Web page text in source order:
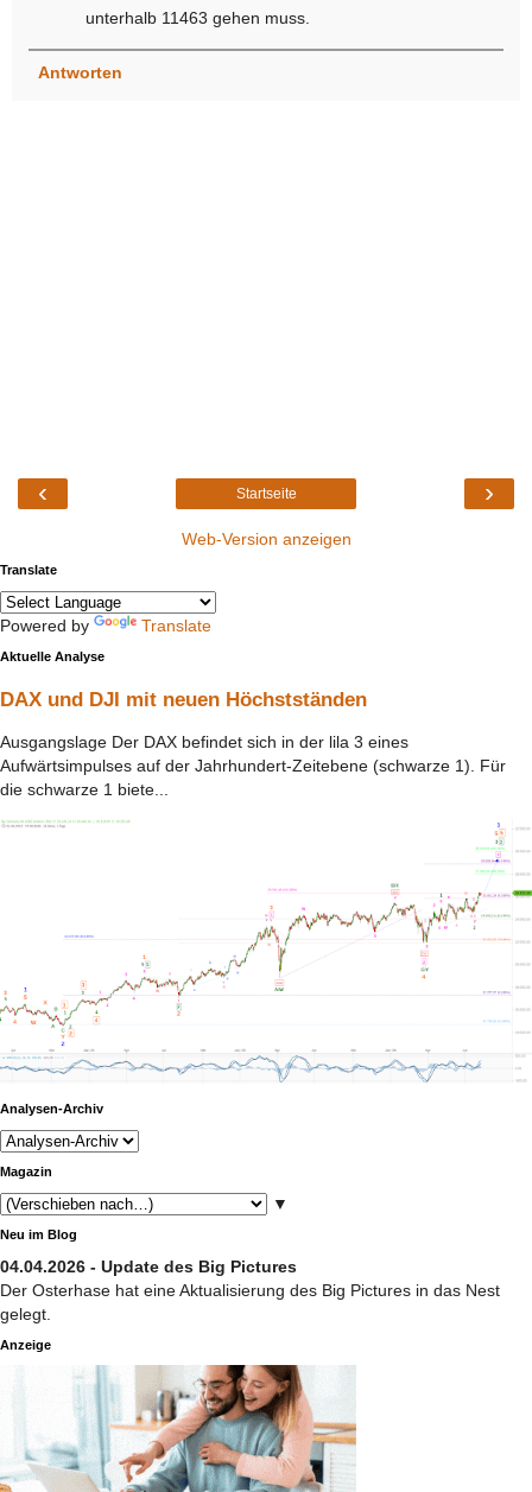
unterhalb 11463 gehen muss.
Antworten
‹ ›
Startseite
Web-Version anzeigen
Translate
Powered by Translate
Aktuelle Analyse
DAX und DJI mit neuen Höchstständen
Ausgangslage Der DAX befindet sich in der lila 3 eines
Aufwärtsimpulses auf der Jahrhundert-Zeitebene (schwarze 1). Für
die schwarze 1 biete...
Analysen-Archiv
Magazin
▼
Neu im Blog
04.04.2026 - Update des Big Pictures
Der Osterhase hat eine Aktualisierung des Big Pictures in das Nest
gelegt.
Anzeige